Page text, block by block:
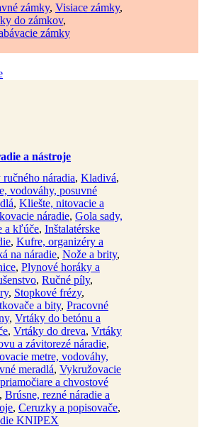
zámky, Visiace zámky,
do zámkov,
zámky
a nástroje
ručného náradia, Kladivá,
vodováhy, posuvné
, Kliešte, nitovacie a
náradie, Gola sady,
a kľúče, Inštalatérske
, Kufre, organizéry a
na náradie, Nože a brity,
, Plynové horáky a
, Ručné píly,
, Stopkové frézy,
a bity, Pracovné
, Vrtáky do betónu a
, Vrtáky do dreva, Vrtáky
a závitorezé náradie,
metre, vodováhy,
meradlá, Vykružovacie
a chvostové
, Brúsne, rezné náradie a
, Ceruzky a popisovače,
KNIPEX